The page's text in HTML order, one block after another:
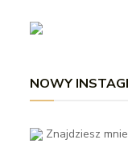
NOWY
Znajdziesz